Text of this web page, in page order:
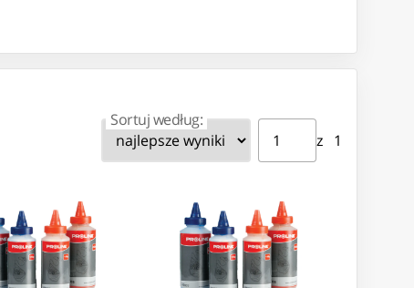
Sortuj według: Strona ⁨1⁩ z ⁨1⁩
z ⁨1⁩
Przejdź do strony